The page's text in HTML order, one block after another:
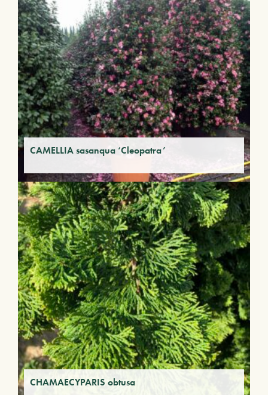
CAMELLIA sasanqua ‘Cleopatra’
CHAMAECYPARIS obtusa